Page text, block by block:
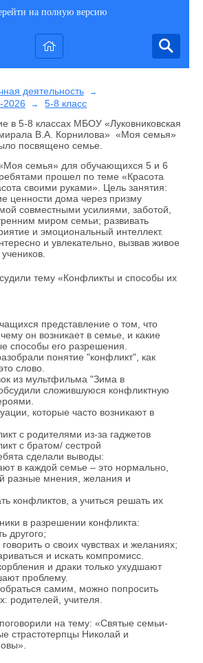
на полную версию
деятельность →
2026 →
5-8 класс
в 5-8 классах МБОУ «Луковниковская
В.А. Корнилова» «Моя семья»
посвящено семье.
семья» для обучающихся 5 и 6
ребятами прошел по теме «Красота
своими руками». Цель занятия:
ценности дома через призму
совместными усилиями, заботой,
миром семьи; развивать
и эмоциональный интеллект.
и увлекательно, вызвав живое
тему «Конфликты и способы их
представление о том, что
он возникает в семье, и какие
способы его разрешения.
понятие "конфликт", как
слово.
из мультфильма "Зима в
сложившуюся конфликтную
которые часто возникают в
с родителями из-за гаджетов
с братом/ сестрой
сделали выводы:
в каждой семье – это нормально,
разные мнения, желания и
конфликтов, а учиться решать их
в разрешении конфликта:
другого;
о своих чувствах и желаниях;
и искать компромисс.
и драки только ухудшают
проблему.
самим, можно попросить
родителей, учителя.
на тему: «Святые семьи-
страстотерпцы Николай и